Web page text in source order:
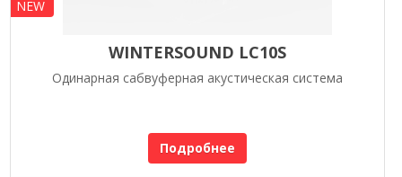
NEW
WINTERSOUND LC10S
Одинарная сабвуферная акустическая система
Подробнее